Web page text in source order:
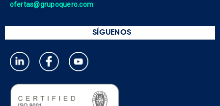
ofertas@grupoquero.com
SÍGUENOS